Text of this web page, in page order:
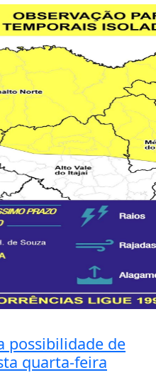
possibilidade de
quarta-feira